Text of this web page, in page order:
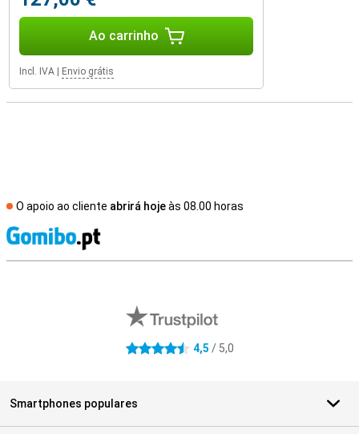
Ao carrinho
Incl. IVA Envio grátis
O apoio ao cliente abrirá hojeàs 08.00 horas
4.5 estrelas 4,5 / 5,0
Smartphones populares